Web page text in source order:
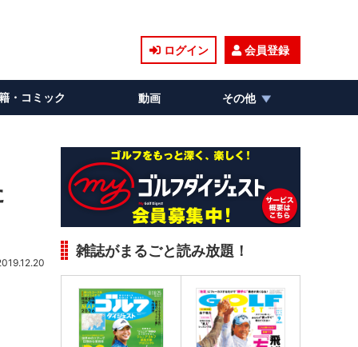
ログイン 会員登録
・コミック 動画 その他
雑誌がまるごと読み放題！